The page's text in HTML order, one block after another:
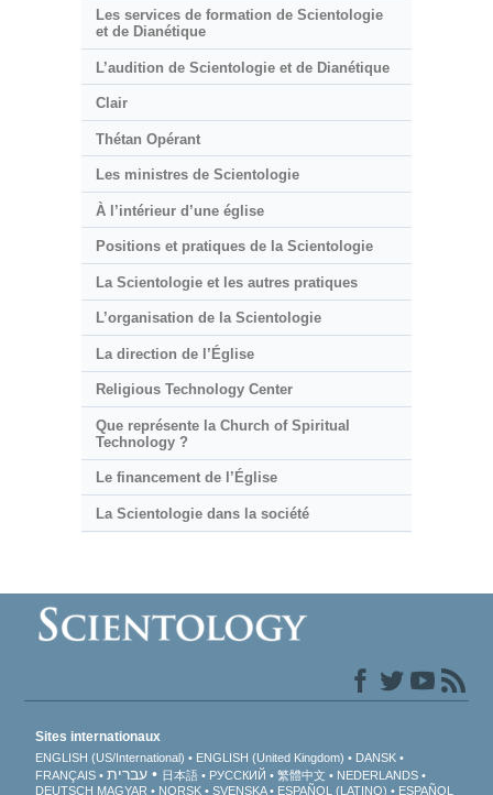
Les services de formation de Scientologie
et de Dianétique
L’audition de Scientologie et de Dianétique
Clair
Thétan Opérant
Les ministres de Scientologie
À l’intérieur d’une église
Positions et pratiques de la Scientologie
La Scientologie et les autres pratiques
L’organisation de la Scientologie
La direction de l’Église
Religious Technology Center
Que représente la Church of Spiritual
Technology ?
Le financement de l’Église
La Scientologie dans la société
Sites internationaux
ENGLISH (US/International) ENGLISH (United Kingdom)
DANSK
FRANÇAIS
עברית 日本語 РУССКИЙ 繁體中文
NEDERLANDS
DEUTSCH MAGYAR NORSK SVENSKA ESPAÑOL (LATINO) ESPAÑOL